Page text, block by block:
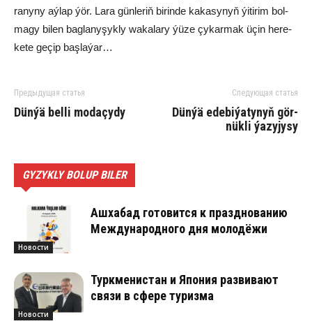
ra­ny­ny aý­lap ýör. La­ra gün­le­riň bi­rin­de ka­ka­sy­nyň ýi­ti­rim bol­
ma­gy bi­len bag­la­ny­şyk­ly wa­ka­la­ry ýü­ze çy­kar­mak üçin he­re­
ke­te ge­çip baş­la­ýar…
Предыдущая статья
Dün­ýä bel­li mo­da­çy­dy
Следующая статья
Dün­ýä ede­bi­ýa­ty­nyň gör­
nük­li ýa­zy­jy­sy
GYZYKLY BOLUP BILER
Новости
Ашхабад готовится к празднованию
Международного дня молодёжи
Новости
Туркменистан и Япония развивают
связи в сфере туризма